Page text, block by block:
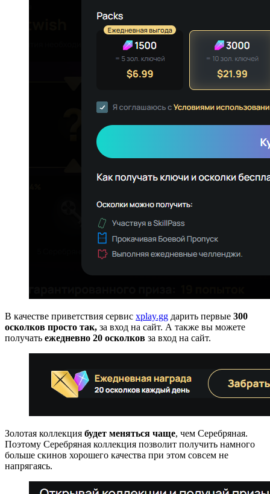
В качестве приветствия сервис xplay.gg дарить первые 300
осколков просто так, за вход на сайт. А также вы можете
получать ежедневно 20 осколков за вход на сайт.
Золотая коллекция будет меняться чаще, чем Серебряная.
Поэтому Серебряная коллекция позволит получить намного
больше скинов хорошего качества при этом совсем не
напрягаясь.